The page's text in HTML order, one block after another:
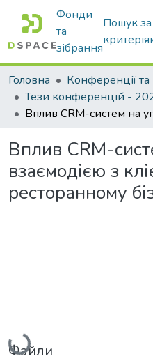
Фонди
та
зібрання
Пошук за
Головна
Тези конференцій -
Вплив CRM-
взаємодією з
ресторанному
Вантажиться...
Файли